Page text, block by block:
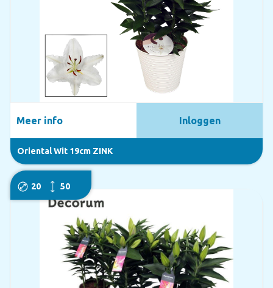
Oriental Wit 19cm ZINK
Meer info Inloggen
20 50